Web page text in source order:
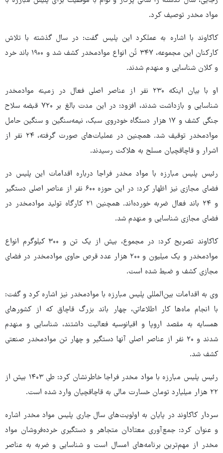
مواد مخدر توصیف کرد.
کاکاوند با اشاره به عملکرد این پلیس گفت: در سال گذشته با تلاش
کارکنان این مجموعه، ۳۴۷ تُن انواع موادمخدر کشف شد و ۱۹۰۰ باند خرد
و کلان شناسایی و منهدم شدند.
او با بیان اینکه ۲۳۰ نفر از عناصر اصلی فعال در زمینه موادمخدر
شناسایی و بازداشت شدند، افزود: در این مدت بالغ بر ۷۲۰ قبضه سلاح
جنگی کشف و ۱۷ هزار دستگاه خودروی سبک، نیمه‌سنگین و سنگین حامل
موادمخدر توقیف شد. همچنین در عملیات‌های صورت گرفته، ۲۴ نفر از
اشرار و قاچاقچیان مسلح به هلاکت رسیدند.
رئیس پلیس مبارزه با مواد مخدر فراجا درباره اقدامات این پلیس در
فضای مجازی نیز اظهار کرد: در این حوزه ۶۰۰ نفر از عناصر اصلی دستگیر
و ۲۴ باند فعال ضربه خورده‌اند. همچنین ۲۱ کارگاه تولید موادمخدر در
فضای مجازی شناسایی و منهدم شد.
کاکاوند تصریح کرد: در مجموع، بیش از یک تن و ۳۰۰ کیلوگرم انواع
موادمخدر و یک میلیون و ۲۰۰ هزار عدد قرص حاوی موادمخدر در فضای
مجازی کشف و ضبط شده است.
وی به اقدامات بین‌المللی پلیس مبارزه با موادمخدر نیز اشاره کرد و گفت:
با انجام ماه‌ها کار اطلاعاتی، چهار باند بزرگ قاچاق که از کشورهای
همسایه به مقصد اروپا و اقیانوسیه فعالیت داشتند، شناسایی و منهدم
شدند و ۲۰ نفر از عناصر اصلی آنها دستگیر و چهار تن موادمخدر صنعتی
کشف شد.
رئیس پلیس مبارزه با مواد مخدر فراجا خاطرنشان کرد: طی ۱۴۰۳ بیش از
۲۲ هزار میلیارد تومان خسارت مالی به قاچاقچیان وارد شده است.
سردار کاکاوند در پایان به اولویت‌های سال جاری پلیس مواد مخدر اشاره
و عنوان کرد: جمع‌آوری معتادان متجاهر و دستگیری خرده‌فروشان مواد
مخدر از مهم‌ترین برنامه‌های امسال است و شناسایی و ضربه به عناصر